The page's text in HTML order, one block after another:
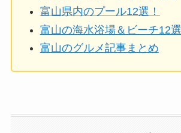
富山県内のプール12選！
富山の海水浴場＆ビーチ12選
富山のグルメ記事まとめ